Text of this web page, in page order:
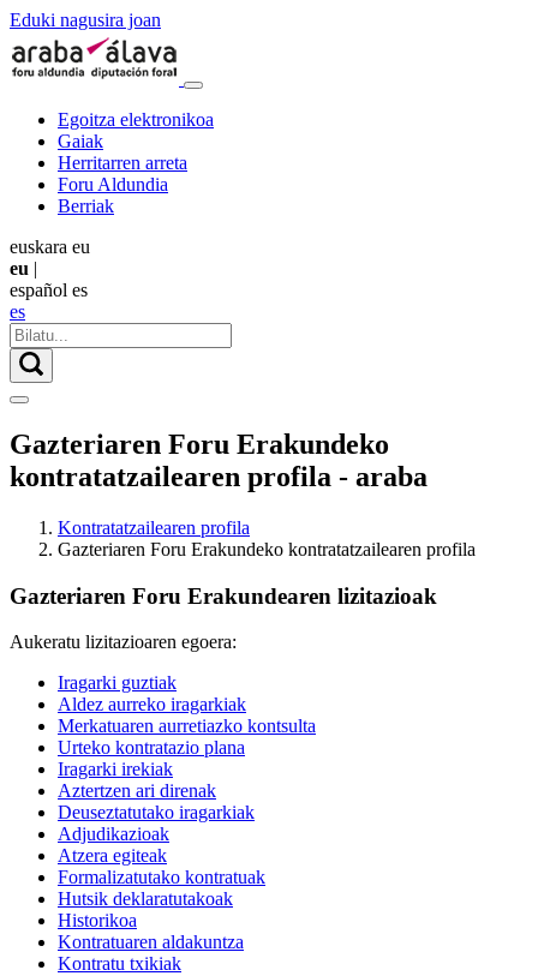
Eduki nagusira joan
Egoitza elektronikoa
Gaiak
Herritarren arreta
Foru Aldundia
Berriak
euskara eu
eu |
español es
es
Gazteriaren Foru Erakundeko
kontratatzailearen profila - araba
Kontratatzailearen profila
Gazteriaren Foru Erakundeko kontratatzailearen profila
Gazteriaren Foru Erakundearen lizitazioak
Aukeratu lizitazioaren egoera:
Iragarki guztiak
Aldez aurreko iragarkiak
Merkatuaren aurretiazko kontsulta
Urteko kontratazio plana
Iragarki irekiak
Aztertzen ari direnak
Deuseztatutako iragarkiak
Adjudikazioak
Atzera egiteak
Formalizatutako kontratuak
Hutsik deklaratutakoak
Historikoa
Kontratuaren aldakuntza
Kontratu txikiak